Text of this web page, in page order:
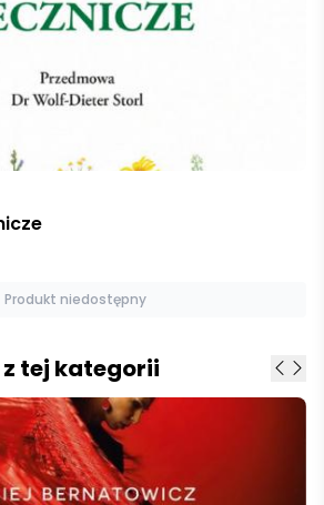
Produkt niedostępny
tej kategorii